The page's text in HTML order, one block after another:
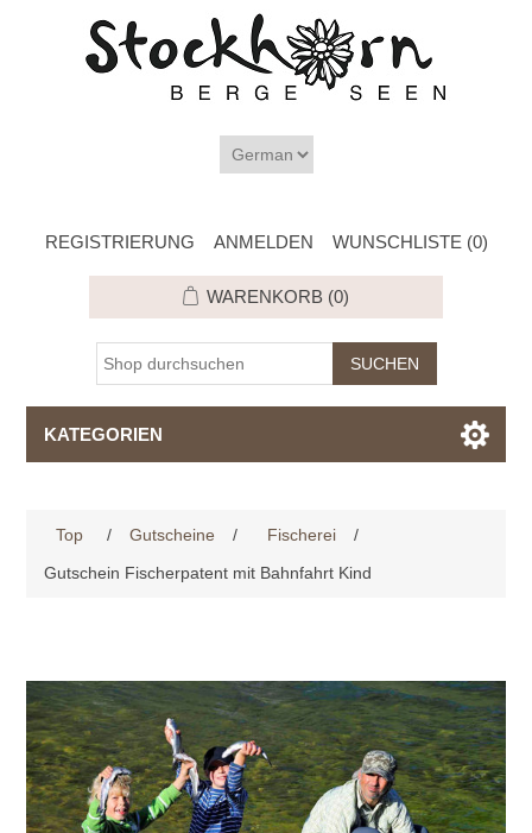
REGISTRIERUNG ANMELDEN WUNSCHLISTE (0)
WARENKORB (0)
KATEGORIEN
Top / Gutscheine / Fischerei
/
Gutschein Fischerpatent mit Bahnfahrt Kind